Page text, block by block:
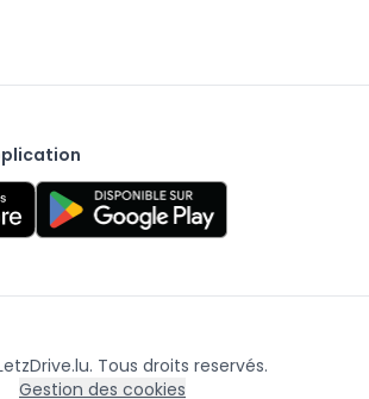
Tous droits reservés.
Gestion des cookies